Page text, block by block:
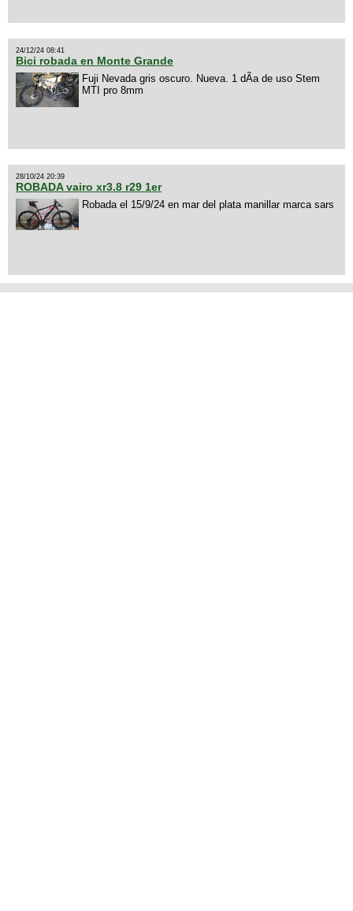
24/12/24 08:41
Bici robada en Monte Grande
Fuji Nevada gris oscuro. Nueva. 1 dÃ­a de uso Stem
MTI pro 8mm
28/10/24 20:39
ROBADA vairo xr3.8 r29 1er
Robada el 15/9/24 en mar del plata manillar marca sars